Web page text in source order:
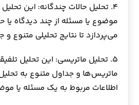
۴. تحلیل حالات چندگانه: این
موضوع یا مسئله از چند دیدگاه یا
می‌پردازد تا نتایج تحلیلی متنوع
۵. تحلیل ماتریسی: این تحلیل
ماتریس‌ها و جداول متنوع به
اطلاعات مربوط به یک مسئله یا